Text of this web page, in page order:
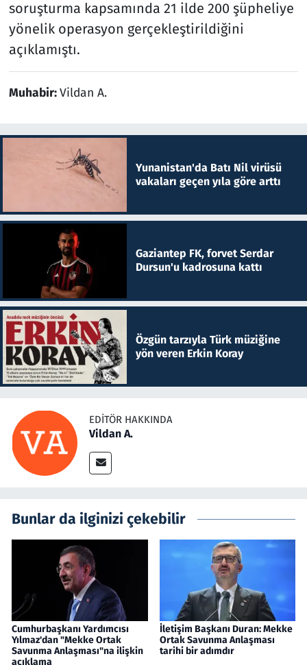
soruşturma kapsamında 21 ilde 200 şüpheliye
yönelik operasyon gerçekleştirildiğini
açıklamıştı.
Muhabir:Vildan A.
Yunanistan'da Batı Nil virüsü
vakaları geçen yıla göre arttı
Gaziantep FK, forvet Serdar
Dursun'u kadrosuna kattı
Özgün tarzıyla Türk müziğine
yön veren Erkin Koray
EDITÖR HAKKINDA
Vildan A.
Bunlar da ilginizi çekebilir
Cumhurbaşkanı Yardımcısı
Yılmaz'dan "Mekke Ortak
Savunma Anlaşması"na ilişkin
açıklama
İletişim Başkanı Duran: Mekke
Ortak Savunma Anlaşması
tarihi bir adımdır